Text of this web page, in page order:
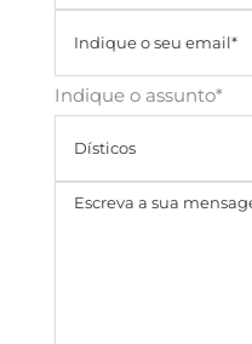
Indique o assunto*